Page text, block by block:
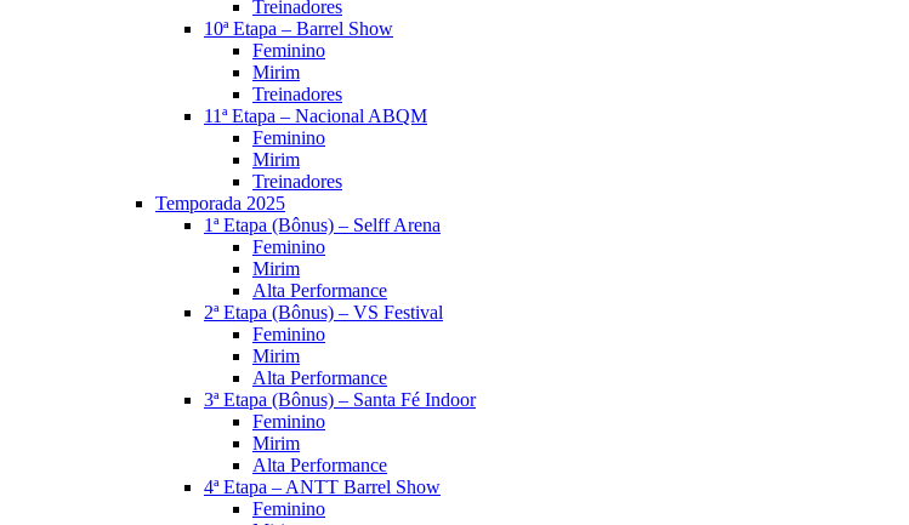
Treinadores
10ª Etapa – Barrel Show
Feminino
Mirim
Treinadores
11ª Etapa – Nacional ABQM
Feminino
Mirim
Treinadores
Temporada 2025
1ª Etapa (Bônus) – Selff Arena
Feminino
Mirim
Alta Performance
2ª Etapa (Bônus) – VS Festival
Feminino
Mirim
Alta Performance
3ª Etapa (Bônus) – Santa Fé Indoor
Feminino
Mirim
Alta Performance
4ª Etapa – ANTT Barrel Show
Feminino